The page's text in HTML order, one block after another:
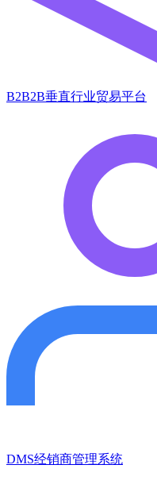
B2B2B垂直行业贸易平台
DMS经销商管理系统